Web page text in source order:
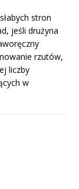
stron
jeśli drużyna
rzutów,
liczby
w